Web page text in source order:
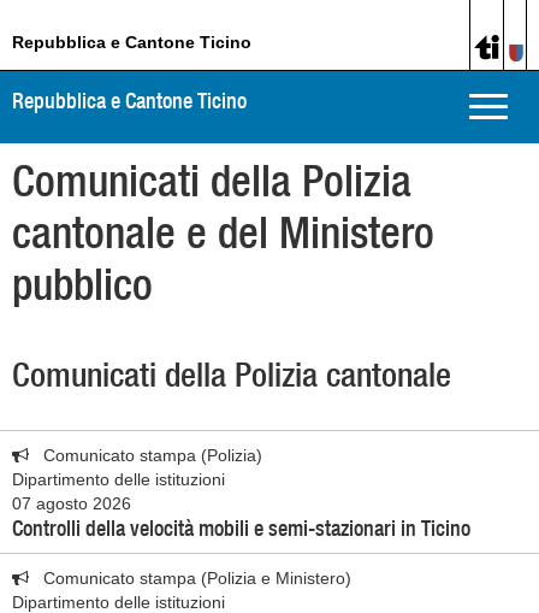
Repubblica e Cantone Ticino
Toggle
Repubblica e Cantone Ticino
Comunicati della Polizia
cantonale e del Ministero
pubblico
Comunicati della Polizia cantonale
Comunicato stampa (Polizia)
Dipartimento delle istituzioni
07 agosto 2026
Controlli della velocità mobili e semi-stazionari in Ticino
Comunicato stampa (Polizia e Ministero)
Dipartimento delle istituzioni